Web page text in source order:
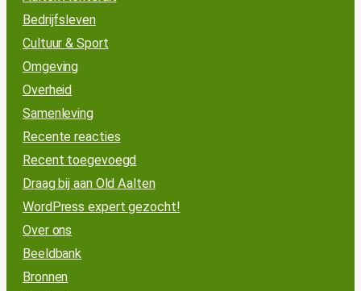
Bedrijfsleven
Cultuur & Sport
Omgeving
Overheid
Samenleving
Recente reacties
Recent toegevoegd
Draag bij aan Old Aalten
WordPress expert gezocht!
Over ons
Beeldbank
Bronnen